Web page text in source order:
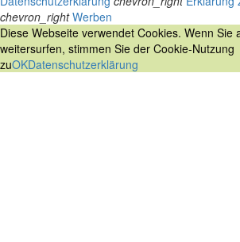
chevron_right Werben
Diese Webseite verwendet Cookies. Wenn Sie
weitersurfen, stimmen Sie der Cookie-Nutzung
zuOKDatenschutzerklärung